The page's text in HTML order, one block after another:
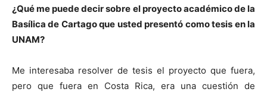
¿Qué me puede decir sobre el proyecto académico de la
Basílica de Cartago que usted presentó como tesis en la
UNAM?
Me interesaba resolver de tesis el proyecto que fuera,
pero que fuera en Costa Rica, era una cuestión de